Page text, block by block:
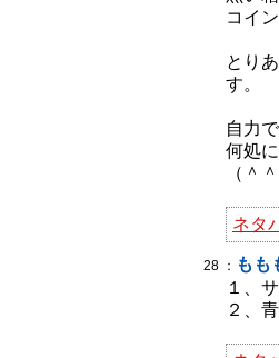
コイ
とり
す。
自力
何処
（＾＾
ネタ
28 ： もも
１、
２、